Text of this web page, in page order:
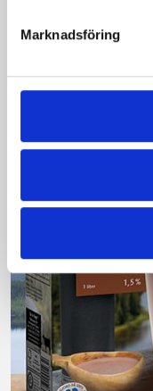
Marknadsföring
Vi kan stolt
är bäst i smaktest
produkt vann